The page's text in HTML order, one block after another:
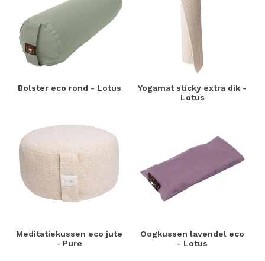
Bolster eco rond - Lotus
Yogamat sticky extra dik -
Lotus
Meditatiekussen eco jute
- Pure
Oogkussen lavendel eco
- Lotus